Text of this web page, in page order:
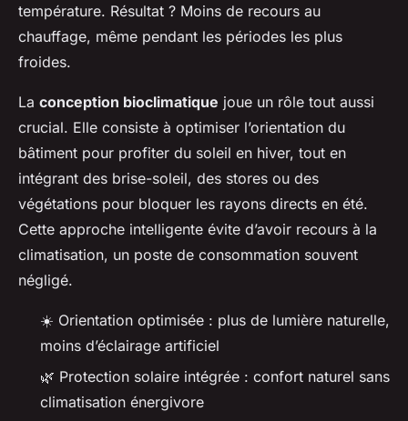
température. Résultat ? Moins de recours au
chauffage, même pendant les périodes les plus
froides.
La conception bioclimatique joue un rôle tout aussi
crucial. Elle consiste à optimiser l’orientation du
bâtiment pour profiter du soleil en hiver, tout en
intégrant des brise-soleil, des stores ou des
végétations pour bloquer les rayons directs en été.
Cette approche intelligente évite d’avoir recours à la
climatisation, un poste de consommation souvent
négligé.
☀️ Orientation optimisée : plus de lumière naturelle,
moins d’éclairage artificiel
🌿 Protection solaire intégrée : confort naturel sans
climatisation énergivore